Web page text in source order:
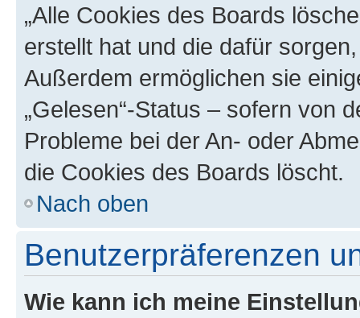
„Alle Cookies des Boards
erstellt hat und die dafür
Außerdem ermöglichen sie
„Gelesen“-Status – sofern von
Probleme bei der An- oder
die Cookies des Boards löscht.
Nach oben
Benutzerpräferenzen
Wie kann ich meine